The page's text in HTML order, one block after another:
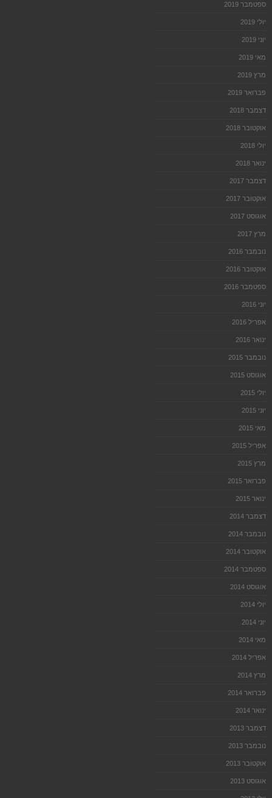
ספטמבר 2019
יולי 2019
יוני 2019
מאי 2019
מרץ 2019
פברואר 2019
דצמבר 2018
אוקטובר 2018
יולי 2018
ינואר 2018
דצמבר 2017
אוקטובר 2017
אוגוסט 2017
מרץ 2017
נובמבר 2016
אוקטובר 2016
ספטמבר 2016
יוני 2016
אפריל 2016
ינואר 2016
נובמבר 2015
אוגוסט 2015
יולי 2015
יוני 2015
מאי 2015
אפריל 2015
מרץ 2015
פברואר 2015
ינואר 2015
דצמבר 2014
נובמבר 2014
אוקטובר 2014
ספטמבר 2014
אוגוסט 2014
יולי 2014
יוני 2014
מאי 2014
אפריל 2014
מרץ 2014
פברואר 2014
ינואר 2014
דצמבר 2013
נובמבר 2013
אוקטובר 2013
אוגוסט 2013